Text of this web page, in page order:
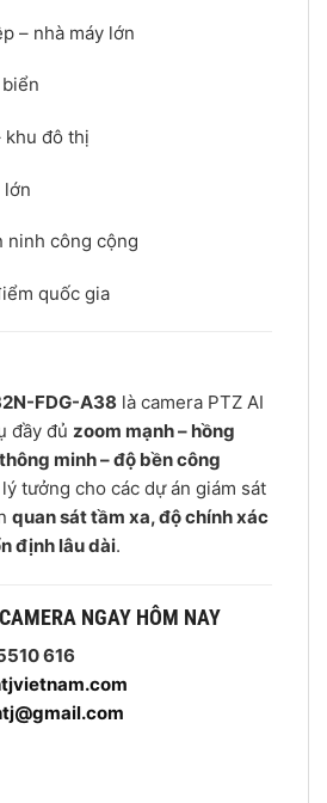
– nhà máy lớn
khu đô thị
lớn
ninh công cộng
quốc gia
FDG-A38 là camera PTZ AI
đầy đủ zoom mạnh – hồng
minh – độ bền công
tưởng cho các dự án giám sát
quan sát tầm xa, độ chính xác
định lâu dài.
NGAY HÔM NAY
616